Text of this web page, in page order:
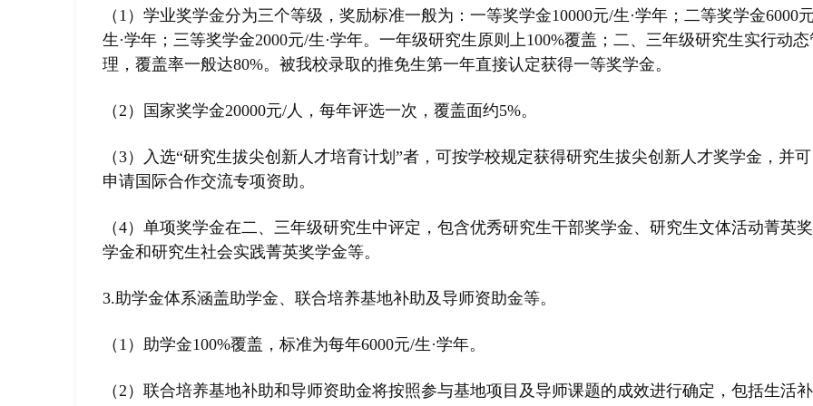
（1）学业奖学金分为三个等级，奖励标准一般为：一等奖学金10000元/生·学年；二等奖学金6000
生·学年；三等奖学金2000元/生·学年。一年级研究生原则上100%覆盖；二、三年级研究生实行动态
理，覆盖率一般达80%。被我校录取的推免生第一年直接认定获得一等奖学金。
（2）国家奖学金20000元/人，每年评选一次，覆盖面约5%。
（3）入选“研究生拔尖创新人才培育计划”者，可按学校规定获得研究生拔尖创新人才奖学金，并可
申请国际合作交流专项资助。
（4）单项奖学金在二、三年级研究生中评定，包含优秀研究生干部奖学金、研究生文体活动菁英奖
学金和研究生社会实践菁英奖学金等。
3.助学金体系涵盖助学金、联合培养基地补助及导师资助金等。
（1）助学金100%覆盖，标准为每年6000元/生·学年。
（2）联合培养基地补助和导师资助金将按照参与基地项目及导师课题的成效进行确定，包括生活补